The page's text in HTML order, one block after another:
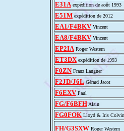
E31A expédition de août 1993
E51M expédition de 2012
EA1/F4BKV Vincent
EA8/F4BKV Vincent
EP2IA Roger Western
ET3DX expédition de 1993
F0ZN Franz Langner
F2JD/J6L Gérard Jacot
F6EXV Paul
FG/F6BFH Alain
FG0FOK Lloyd & Iris Colvin
FH/G3SXW Roger Western